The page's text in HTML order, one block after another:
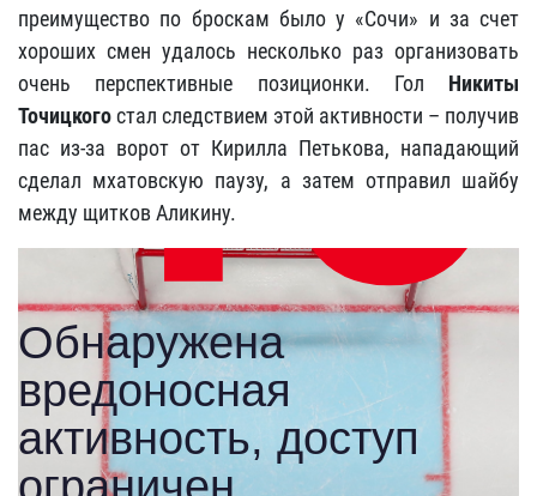
преимущество по броскам было у «Сочи» и за счет
хороших смен удалось несколько раз организовать
очень перспективные позиционки. Гол Никиты
Точицкогостал следствием этой активности – получив
пас из-за ворот от Кирилла Петькова, нападающий
сделал мхатовскую паузу, а затем отправил шайбу
между щитков Аликину.